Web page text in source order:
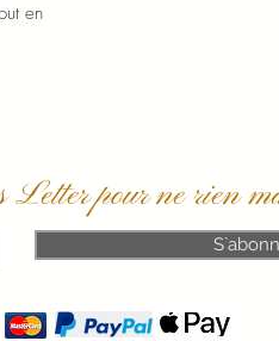
en
pour ne rien